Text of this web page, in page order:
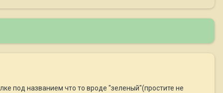
под названием что то вроде "зеленый"(простите не